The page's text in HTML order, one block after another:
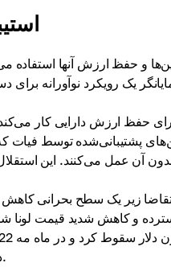
و حفظ ارزش آنها استفاده
ارزش دارایی کار می‌کند.
پشتیبانی‌شده توسط فیات که
تقاضا زیر یک سطح بحرانی
دارایی‌های سرمایه‌گذاران را نابود کرد.